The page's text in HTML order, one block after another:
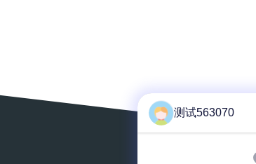
测试563070